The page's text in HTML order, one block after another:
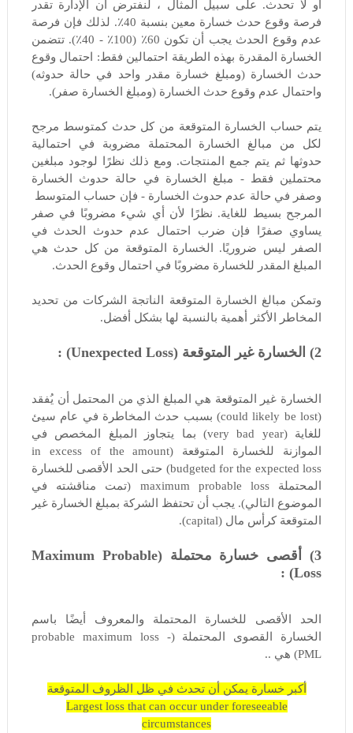
أو لا تحدث. على سبيل المثال ، لنفترض أن الإدارة تقدر
فرصة وقوع حدث خسارة معين بنسبة 40٪. لذلك فإن فرصة
عدم وقوع الحدث يجب أن تكون 60٪ (100٪ - 40٪). تتضمن
الخسارة المقدرة بهذه الطريقة احتمالين فقط: احتمال وقوع
حدث الخسارة (ومبلغ خسارة مقدر واحد في حالة حدوثه)
واحتمال عدم وقوع حدث الخسارة (ومبلغ الخسارة صفر).
يتم حساب الخسارة المتوقعة من كل حدث كمتوسط ​​مرجح
لكل من مبالغ الخسارة المحتملة مضروبة في احتمالية
حدوثها ثم يتم جمع المنتجات. ومع ذلك نظرًا لوجود مبلغين
محتملين فقط - مبلغ الخسارة في حالة حدوث الخسارة
وصفر في حالة عدم حدوث الخسارة - فإن حساب المتوسط ​​
المرجح بسيط للغاية. نظرًا لأن أي شيء مضروبًا في صفر
يساوي صفرًا فإن ضرب احتمال عدم حدوث الحدث في
الصفر ليس ضروريًا. الخسارة المتوقعة من كل حدث هي
المبلغ المقدر للخسارة مضروبًا في احتمال وقوع الحدث.
وتمكن مبالغ الخسارة المتوقعة الناتجة الشركات من تحديد
المخاطر الأكثر أهمية بالنسبة لها بشكل أفضل.
2) الخسارة غير المتوقعة (Unexpected Loss) :
الخسارة غير المتوقعة هي المبلغ الذي من المحتمل أن يُفقد
(could likely be lost) بسبب حدث المخاطرة في عام سيئ
للغاية (very bad year) بما يتجاوز المبلغ المخصص في
الموازنة للخسارة المتوقعة (in excess of the amount
budgeted for the expected loss) حتى الحد الأقصى للخسارة
المحتملة maximum probable loss (تمت مناقشته في
الموضوع التالي). يجب أن تحتفظ الشركة بمبلغ الخسارة غير
المتوقعة كرأس مال (capital).
3) أقصى خسارة محتملة (Maximum Probable
Loss) :
الحد الأقصى للخسارة المحتملة والمعروف أيضًا باسم
الخسارة القصوى المحتملة (probable maximum loss -
PML) هي ..
أكبر خسارة يمكن أن تحدث في ظل الظروف المتوقعة
Largest loss that can occur under foreseeable
circumstances